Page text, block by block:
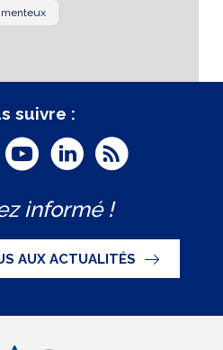
suivre :
Y
u
t
u
b
L
n
k
e
d
R
informé !
AUX ACTUALITÉS